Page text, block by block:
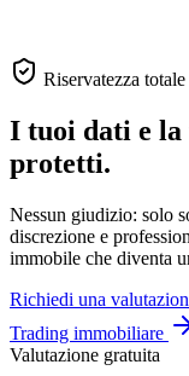
Riservatezza totale
I tuoi dati e la
protetti.
Nessun giudizio: solo
discrezione e
immobile che diventa
Richiedi una
Trading immobiliare
Valutazione gratuita